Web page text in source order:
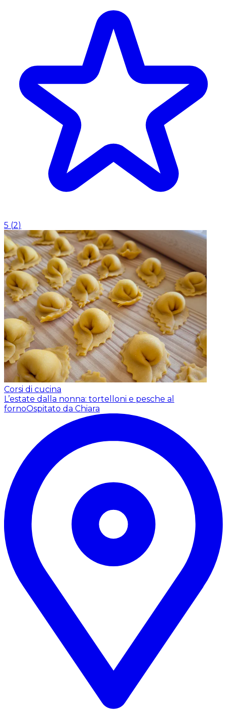
5 (2)
Corsi di cucina
L’estate dalla nonna: tortelloni e pesche al
fornoOspitato da Chiara